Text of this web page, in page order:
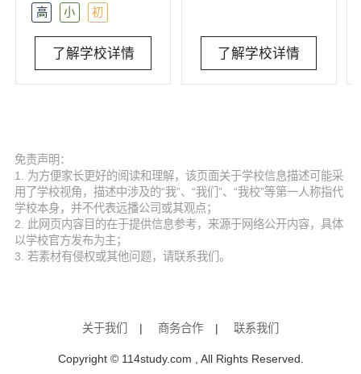
高 小 初
了解学校详情 了解学校详情
免责声明：
1. 为方便家长更好的阅读和理解，该页面关于学校信息描述可能采
用了学校视角，描述中涉及的“我”、“我们”、“我校”等第一人称指代
学校本身，并不代表远播公司或其观点；
2. 此网页内容目的在于提供信息参考，来源于网络公开内容，具体
以学校官方发布为主；
3. 若素材有侵权或其他问题，请联系我们。
关于我们 | 商务合作 | 联系我们
Copyright © 114study.com , All Rights Reserved.